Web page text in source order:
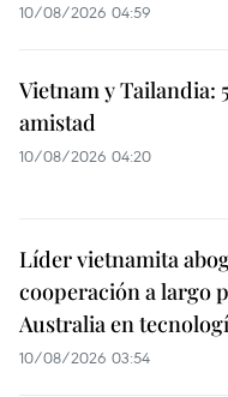
10/08/2026 04:59
Vietnam y Tailandia:
amistad
10/08/2026 04:20
Líder vietnamita
cooperación a largo
Australia en
10/08/2026 03:54